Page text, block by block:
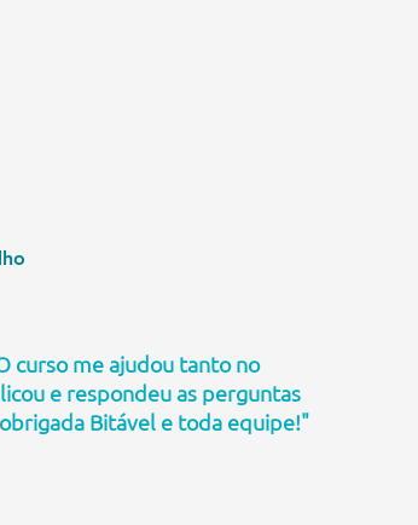
curso me ajudou tanto no
e respondeu as perguntas
Bitável e toda equipe!"